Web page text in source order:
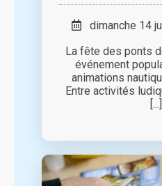
dimanche 14
La fête des ponts
événement
animations
Entre activités
[...]